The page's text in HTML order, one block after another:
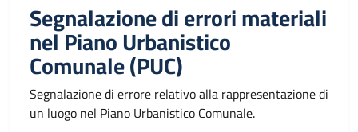
Segnalazione di errori materiali
nel Piano Urbanistico
Comunale (PUC)
Segnalazione di errore relativo alla rappresentazione di
un luogo nel Piano Urbanistico Comunale.